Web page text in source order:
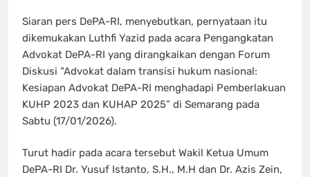
Siaran pers DePA-RI, menyebutkan, pernyataan itu
dikemukakan Luthfi Yazid pada acara Pengangkatan
Advokat DePA-RI yang dirangkaikan dengan Forum
Diskusi “Advokat dalam transisi hukum nasional:
Kesiapan Advokat DePA-RI menghadapi Pemberlakuan
KUHP 2023 dan KUHAP 2025” di Semarang pada
Sabtu (17/01/2026).
Turut hadir pada acara tersebut Wakil Ketua Umum
DePA-RI Dr. Yusuf Istanto, S.H., M.H dan Dr. Azis Zein,